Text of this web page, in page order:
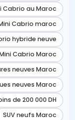
Cabrio au Maroc
Cabrio maroc
hybride neuve
Cabrio Maroc
neuves Maroc
neuves Maroc
de 200 000 DH
SUV neufs Maroc